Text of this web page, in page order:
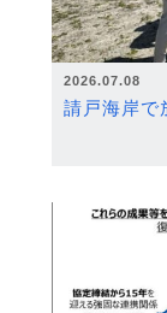
2026.07.08
請戸海岸で